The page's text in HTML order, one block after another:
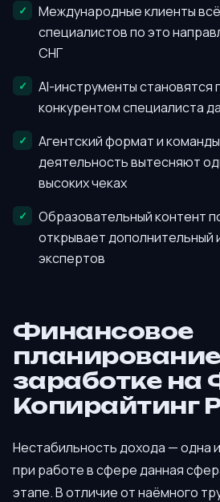
Международные клиенты
специалистов по это
СНГ
AI-инструменты становятся
конкурентом специалиста
Агентский формат и
деятельность вытесняют
высоких чеках
Образовательный контент
открывает дополнительный
экспертов
Финансовое
заработке на
Копирайтинг
Нестабильность дохода — одна
при работе в сфере данная
этапе. В отличие от наёмного